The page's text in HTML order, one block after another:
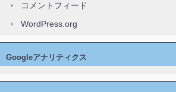
コメントフィード
WordPress.org
Googleアナリティクス